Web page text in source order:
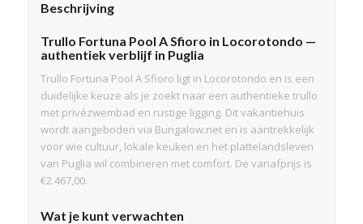
Beschrijving
Trullo Fortuna Pool A Sfioro in Locorotondo —
authentiek verblijf in Puglia
Trullo Fortuna Pool A Sfioro ligt in Locorotondo en is een
duidelijke keuze als je zoekt naar een authentieke trullo
met privézwembad en rustige ligging. Dit vakantiehuis
wordt aangeboden via Bungalow.net en is aantrekkelijk
voor wie cultuur, lokale keuken en het plattelandsleven
van Puglia wil combineren met comfort. De vanafprijs is
€2.467,00.
Wat je kunt verwachten